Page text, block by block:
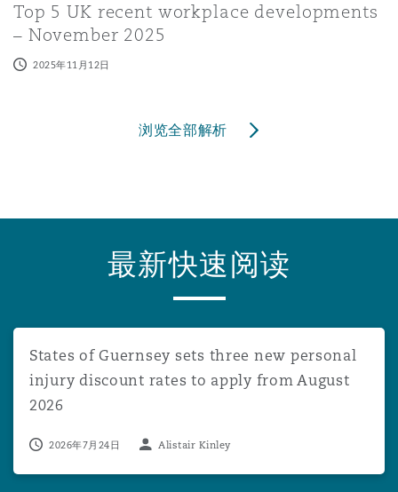
Top 5 UK recent workplace developments
– November 2025
2025年11月12日
浏览全部解析
最新快速阅读
States of Guernsey sets three new personal
injury discount rates to apply from August
2026
2026年7月24日 Alistair Kinley